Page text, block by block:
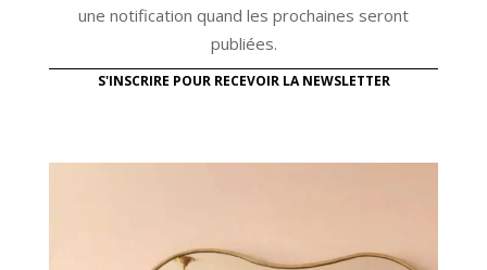
une notification quand les prochaines seront
publiées.
S'INSCRIRE POUR RECEVOIR LA NEWSLETTER